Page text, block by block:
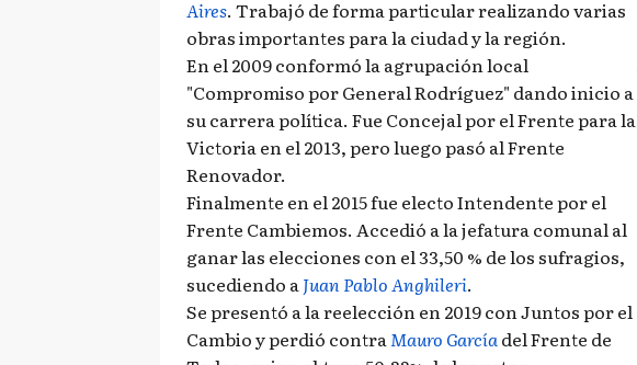
Aires. Trabajó de forma particular realizando varias
obras importantes para la ciudad y la región.
En el 2009 conformó la agrupación local
"Compromiso por General Rodríguez" dando inicio a
su carrera política. Fue Concejal por el Frente para la
Victoria en el 2013, pero luego pasó al Frente
Renovador.
Finalmente en el 2015 fue electo Intendente por el
Frente Cambiemos. Accedió a la jefatura comunal al
ganar las elecciones con el 33,50 % de los sufragios,
sucediendo aJuan Pablo Anghileri.
Se presentó a la reelección en 2019 con Juntos por el
Cambio y perdió contraMauro Garcíadel Frente de